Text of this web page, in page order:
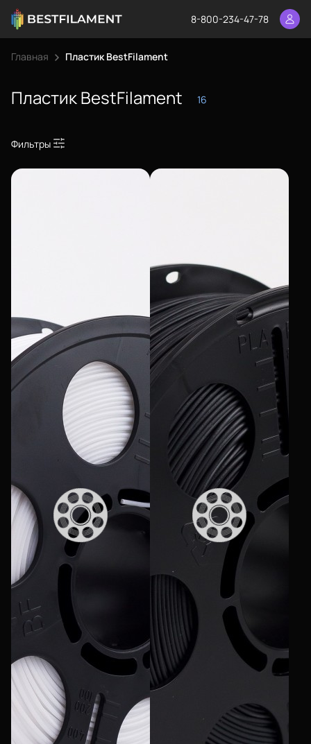
8-800-234-47-78
Главная Пластик BestFilament
Пластик BestFilament 16
Фильтры